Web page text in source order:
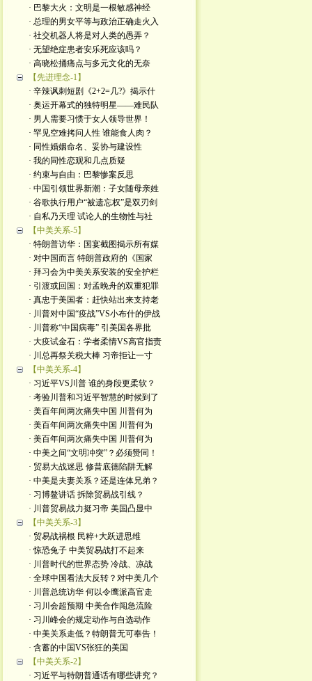
· 巴黎大火：文明是一根敏感神经
· 总理的男女平等与政治正确走火入
· 社交机器人将是对人类的愚弄？
· 无望绝症患者安乐死应该吗？
· 高晓松捅痛点与多元文化的无奈
【先进理念-1】
· 辛辣讽刺短剧《2+2=几?》揭示什
· 奥运开幕式的独特明星——难民队
· 男人需要习惯于女人领导世界！
· 罕见空难拷问人性 谁能食人肉？
· 同性婚姻命名、妥协与建设性
· 我的同性恋观和几点质疑
· 约束与自由：巴黎惨案反思
· 中国引领世界新潮：子女随母亲姓
· 谷歌执行用户“被遗忘权”是双刃剑
· 自私乃天理 试论人的生物性与社
【中美关系-5】
· 特朗普访华：国宴截图揭示所有媒
· 对中国而言 特朗普政府的《国家
· 拜习会为中美关系安装的安全护栏
· 引渡或回国：对孟晚舟的双重犯罪
· 真忠于美国者：赶快站出来支持老
· 川普对中国“疫战”VS小布什的伊战
· 川普称“中国病毒” 引美国各界批
· 大疫试金石：学者柔情VS高官指责
· 川总再祭关税大棒 习帝拒让一寸
【中美关系-4】
· 习近平VS川普 谁的身段更柔软？
· 考验川普和习近平智慧的时候到了
· 美百年间两次痛失中国 川普何为
· 美百年间两次痛失中国 川普何为
· 美百年间两次痛失中国 川普何为
· 中美之间“文明冲突”？必须赞同！
· 贸易大战迷思 修昔底德陷阱无解
· 中美是夫妻关系？还是连体兄弟？
· 习博鳌讲话 拆除贸易战引线？
· 川普贸易战力挺习帝 美国凸显中
【中美关系-3】
· 贸易战祸根 民粹+大跃进思维
· 惊恐兔子 中美贸易战打不起来
· 川普时代的世界态势 冷战、凉战
· 全球中国看法大反转？对中美几个
· 川普总统访华 何以令鹰派高官走
· 习川会超预期 中美合作闯急流险
· 习川峰会的规定动作与自选动作
· 中美关系走低？特朗普无可奉告！
· 含蓄的中国VS张狂的美国
【中美关系-2】
· 习近平与特朗普通话有哪些讲究？